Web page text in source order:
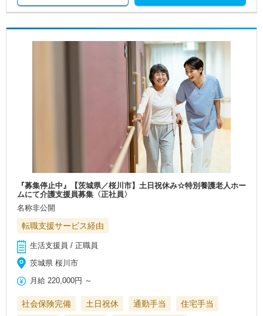
『募集停止中』【茨城県／桜川市】土日祝休み☆特別養護老人ホー
ムにて介護支援員募集〈正社員〉
名称非公開
転職支援サービス経由
生活支援員 / 正職員
茨城県 桜川市
月給 220,000円 ～
社会保険完備 土日祝休 通勤手当 住宅手当